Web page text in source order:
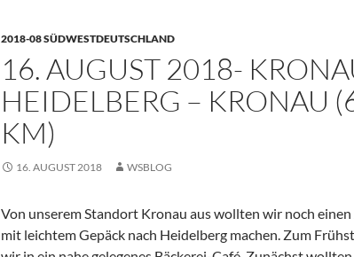
Karlsruhe
–
[München]
–
2018-08 SÜDWESTDEUTSCHLAND
16. AUGUST 2018-
HEIDELBERG – KRONAU
KM)
16. AUGUST 2018 WSBLOG
Von unserem Standort Kronau aus wollten wir noch
mit leichtem Gepäck nach Heidelberg machen. Zum